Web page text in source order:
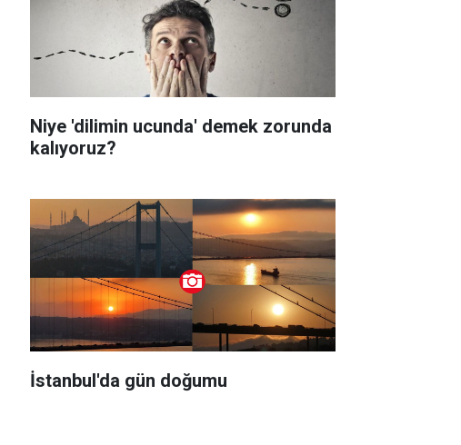
Niye 'dilimin ucunda' demek zorunda
kalıyoruz?
İstanbul'da gün doğumu